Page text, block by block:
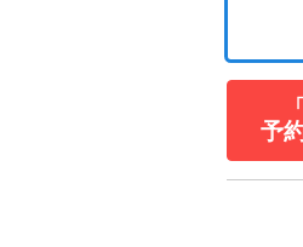
予